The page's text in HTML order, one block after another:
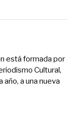
está formada por
Cultural,
a una nueva